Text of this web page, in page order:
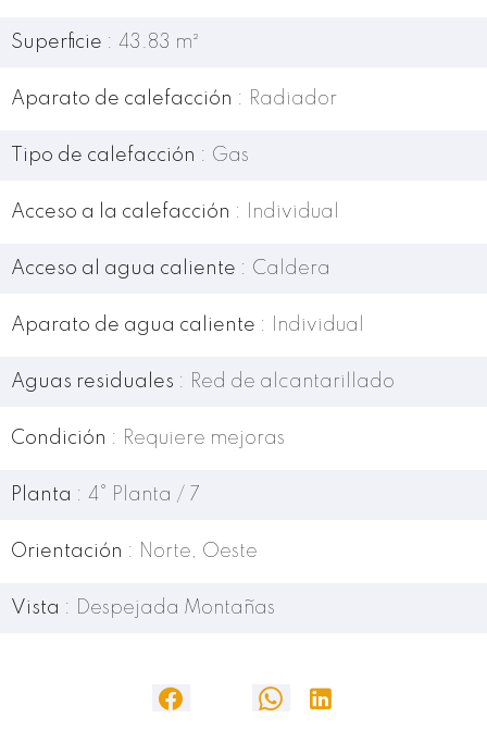
Superficie 43.83 m²
Aparato de calefacción Radiador
Tipo de calefacción Gas
Acceso a la calefacción Individual
Acceso al agua caliente Caldera
Aparato de agua caliente Individual
Aguas residuales Red de alcantarillado
Condición Requiere mejoras
Planta 4° Planta / 7
Orientación Norte, Oeste
Vista Despejada Montañas